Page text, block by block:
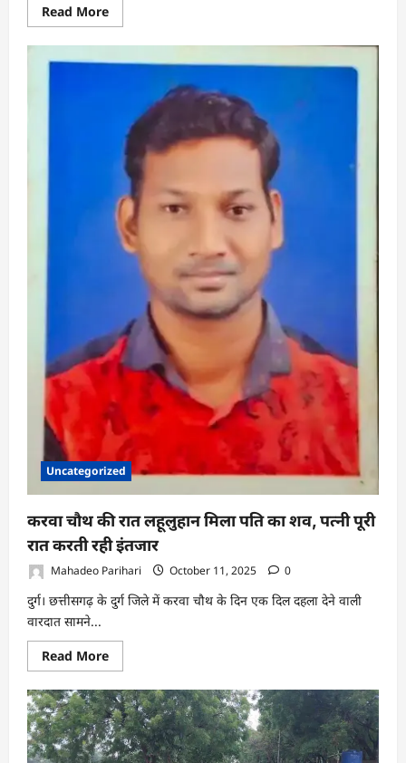
Read MoreRead
more
गौरेला-
पेंड्रा-
झोलाछापों
सख्त
कार्रवाई,
क्लिनिक,
एक
और
मेडिकल
स्टोर
सील
Uncategorized
करवा चौथ की रात लहूलुहान मिला पति का शव, पत्नी पूरी
रात करती रही इंतजार
Mahadeo Parihari October 11, 2025 0
दुर्ग। छत्तीसगढ़ के दुर्ग जिले में करवा चौथ के दिन एक दिल दहला देने वाली
वारदात सामने...
Read MoreRead
more
करवा
चौथ
की
रात
लहूलुहान
मिला